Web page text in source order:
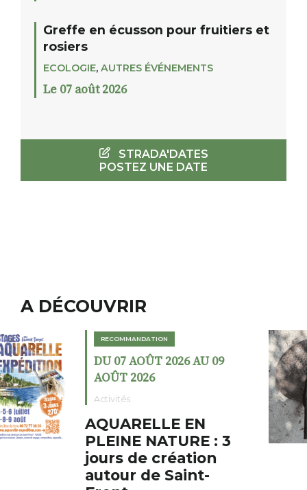
Greffe en écusson pour fruitiers et
rosiers
ECOLOGIE, AUTRES ÉVÉNEMENTS
Le 07 août 2026
STRADA'DATES
POSTEZ UNE DATE
A DÉCOUVRIR
RECOMMANDATION
DU 02 AOÛT 2026 AU 23
AOÛT 2026
Expositions
Cochon charbon au
fumoir
Le Fumoir est une sorte de
cabinet de curiosités. Son